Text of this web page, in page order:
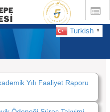
Toggle
global
Turkish ▼
Yılı Faaliyet Raporu